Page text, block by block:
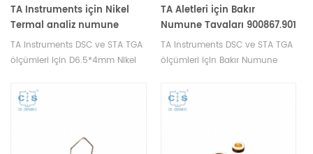
TA Instruments için Nikel
Termal analiz numune
kefesi D6.5*4mm
TA Instruments DSC ve STA TGA
ölçümleri için D6.5*4mm Nikel
Instruments termal analiz
cihazları, potalar ve numune
TA Aletleri için Bakır
Numune Tavaları 900867.901
TA Instruments DSC ve STA TGA
ölçümleri için Bakır Numune
analiz aletleri, potalar ve
numune kapları üreticisi.